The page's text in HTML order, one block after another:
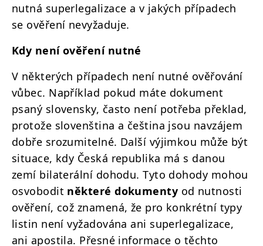
nutná superlegalizace a v jakých případech
se ověření nevyžaduje.
Kdy není ověření nutné
V některých případech není nutné ověřování
vůbec. Například pokud máte dokument
psaný slovensky, často není potřeba překlad,
protože slovenština a čeština jsou navzájem
dobře srozumitelné. Další výjimkou může být
situace, kdy Česká republika má s danou
zemí bilaterální dohodu. Tyto dohody mohou
osvobodit některé dokumenty od nutnosti
ověření, což znamená, že pro konkrétní typy
listin není vyžadována ani superlegalizace,
ani apostila. Přesné informace o těchto